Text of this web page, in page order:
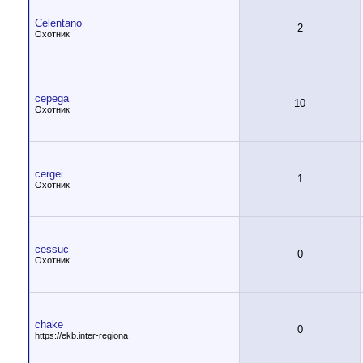
Celentano
Охотник 2
cepega
Охотник 10
cergei
Охотник 1
cessuc
Охотник 0
chake
https://ekb.inter-regiona 0